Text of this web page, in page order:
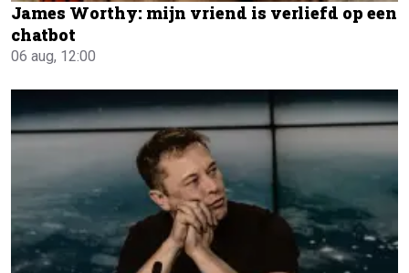
James Worthy: mijn vriend is verliefd op een
chatbot
06 aug, 12:00